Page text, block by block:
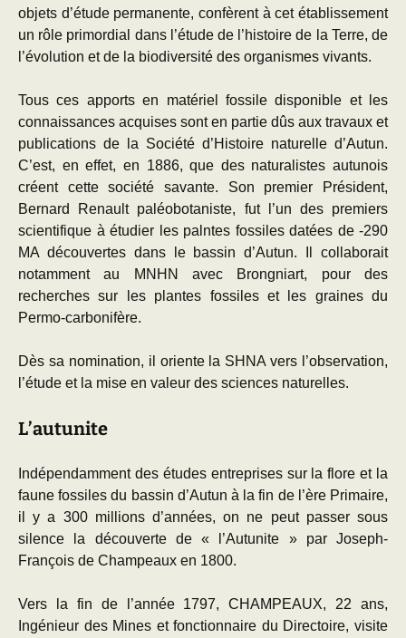
objets d’étude permanente, confèrent à cet établissement
un rôle primordial dans l’étude de l’histoire de la Terre, de
l’évolution et de la biodiversité des organismes vivants.
Tous ces apports en matériel fossile disponible et les
connaissances acquises sont en partie dûs aux travaux et
publications de la Société d’Histoire naturelle d’Autun.
C’est, en effet, en 1886, que des naturalistes autunois
créent cette société savante. Son premier Président,
Bernard Renault paléobotaniste, fut l’un des premiers
scientifique à étudier les palntes fossiles datées de -290
MA découvertes dans le bassin d’Autun. Il collaborait
notamment au MNHN avec Brongniart, pour des
recherches sur les plantes fossiles et les graines du
Permo-carbonifère.
Dès sa nomination, il oriente la SHNA vers l’observation,
l’étude et la mise en valeur des sciences naturelles.
L’autunite
Indépendamment des études entreprises sur la flore et la
faune fossiles du bassin d’Autun à la fin de l’ère Primaire,
il y a 300 millions d’années, on ne peut passer sous
silence la découverte de « l’Autunite » par Joseph-
François de Champeaux en 1800.
Vers la fin de l’année 1797, CHAMPEAUX, 22 ans,
Ingénieur des Mines et fonctionnaire du Directoire, visite